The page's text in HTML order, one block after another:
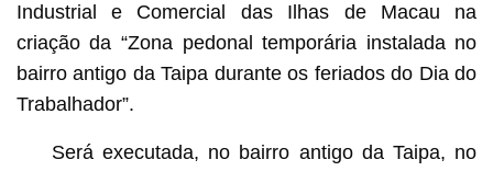
Industrial e Comercial das Ilhas de Macau na
criação da “Zona pedonal temporária instalada no
bairro antigo da Taipa durante os feriados do Dia do
Trabalhador”.
Será executada, no bairro antigo da Taipa, no